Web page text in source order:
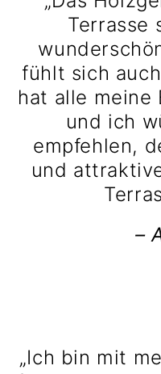
Terrasse
fühlt sich
hat alle
und ich
empfehlen,
und
–
„Ich bin mit